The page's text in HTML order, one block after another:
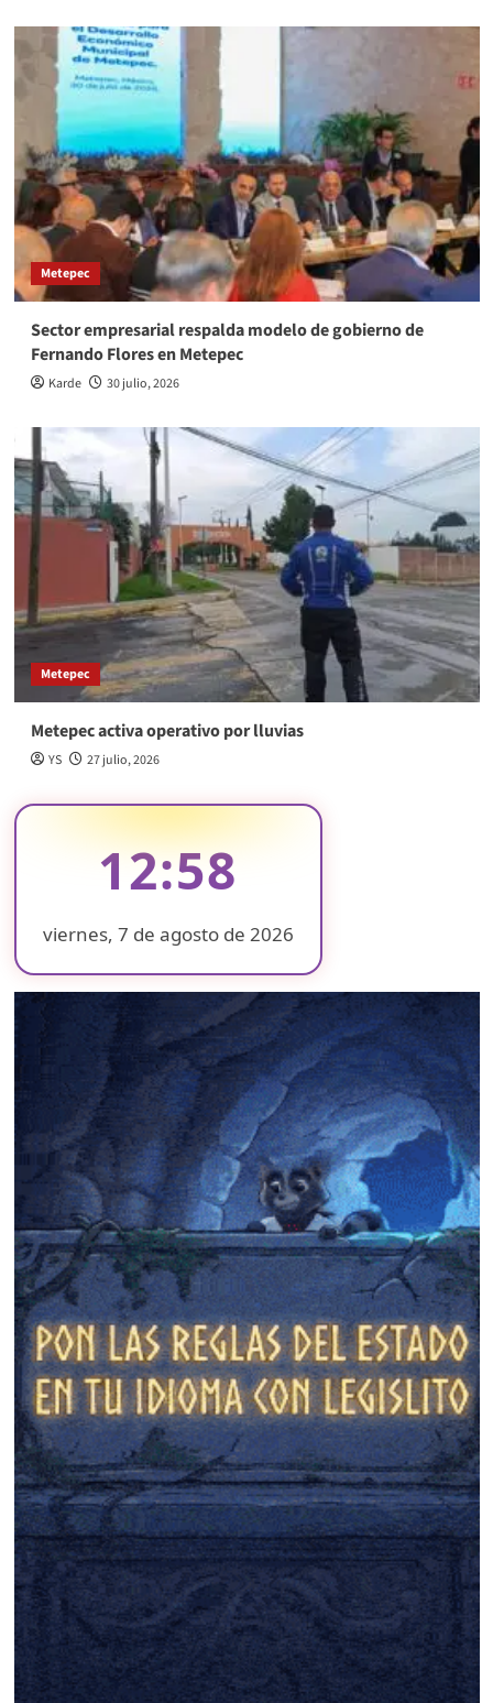
Metepec
Sector empresarial respalda modelo de gobierno de
Fernando Flores en Metepec
Karde 30 julio, 2026
Metepec
Metepec activa operativo por lluvias
YS 27 julio, 2026
12:58
viernes, 7 de agosto de 2026
❄
❄
❄
❄
❄
❄